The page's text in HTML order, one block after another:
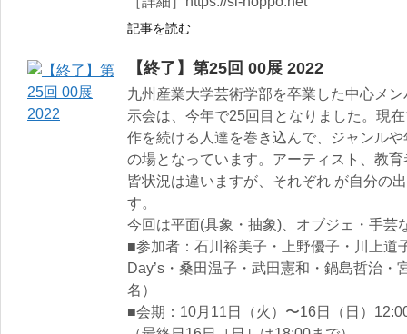
記事を読む
【終了】第25回 00展 2022
九州産業大学芸術学部を卒業した中心メ
示会は、今年で25回目となりました。現
作を続ける人達を巻き込んで、ジャンル
の場となっています。アーティスト、教
皆状況は違いますが、それぞれ が自分の
す。
今回は平面(具象・抽象)、オブジェ・手芸
■参加者：石川裕美子・上野優子・川上道
Day’s・桑田温子・武田憲和・鍋島哲治
名）
■会期：10月11日（火）〜16日（日）